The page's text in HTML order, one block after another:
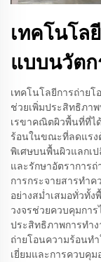
เทคโนโล
แบบนวัตก
เทคโนโลยีการถ่าย
ช่วยเพิ่มประสิทธิภา
เรขาคณิตผิวพื้นที่ที่ไ
ร้อนในขณะที่ลดแรง
พิเศษบนพื้นผิวแลกเ
และรักษาอัตราการ
การกระจายสารทำ
อย่างสม่ำเสมอทั่วทั้
วงจรช่วยควบคุมกา
ประสิทธิภาพการทำ
ถ่ายโอนความร้อนท
เยี่ยมและการควบคุ